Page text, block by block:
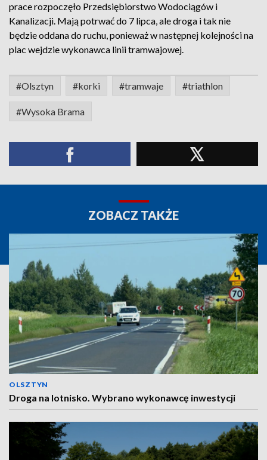
prace rozpoczęło Przedsiębiorstwo Wodociągów i
Kanalizacji. Mają potrwać do 7 lipca, ale droga i tak nie
będzie oddana do ruchu, ponieważ w następnej kolejności na
plac wejdzie wykonawca linii tramwajowej.
#Olsztyn #korki #tramwaje #triathlon
#Wysoka Brama
ZOBACZ TAKŻE
OLSZTYN
Droga na lotnisko. Wybrano wykonawcę inwestycji